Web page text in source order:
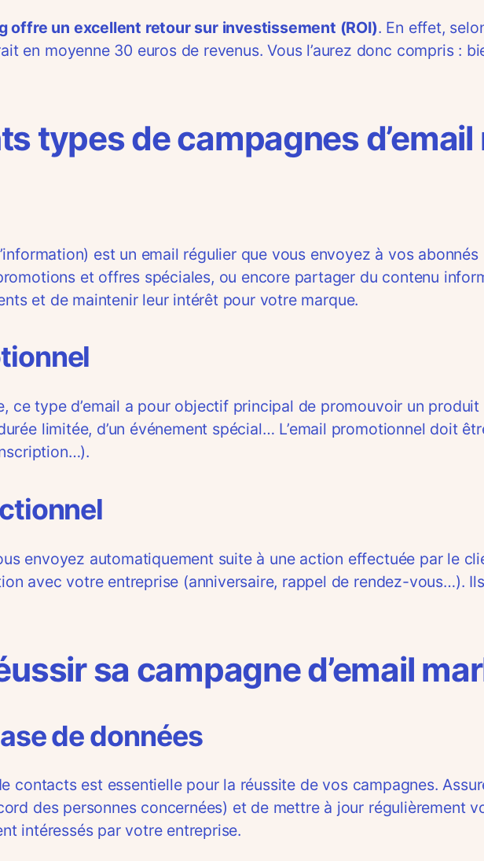
offre un excellent retour sur investissement (ROI). En effet,
en moyenne 30 euros de revenus. Vous l’aurez donc compris :
types de campagnes
est un email régulier que vous envoyez à vos
et offres spéciales, ou encore partager du contenu
et de maintenir leur intérêt pour votre marque.
ce type d’email a pour objectif principal de promouvoir un produit
limitée, d’un événement spécial… L’email promotionnel doit
envoyez automatiquement suite à une action effectuée par le
avec votre entreprise (anniversaire, rappel de rendez-vous…).
sa campagne d’email
de données
contacts est essentielle pour la réussite de vos campagnes.
des personnes concernées) et de mettre à jour régulièrement
intéressés par votre entreprise.